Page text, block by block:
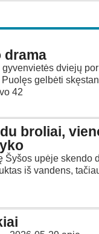
drama
dviejų
gelbėti
42
broliai,
Šyšos upėje skendo
iš vandens,